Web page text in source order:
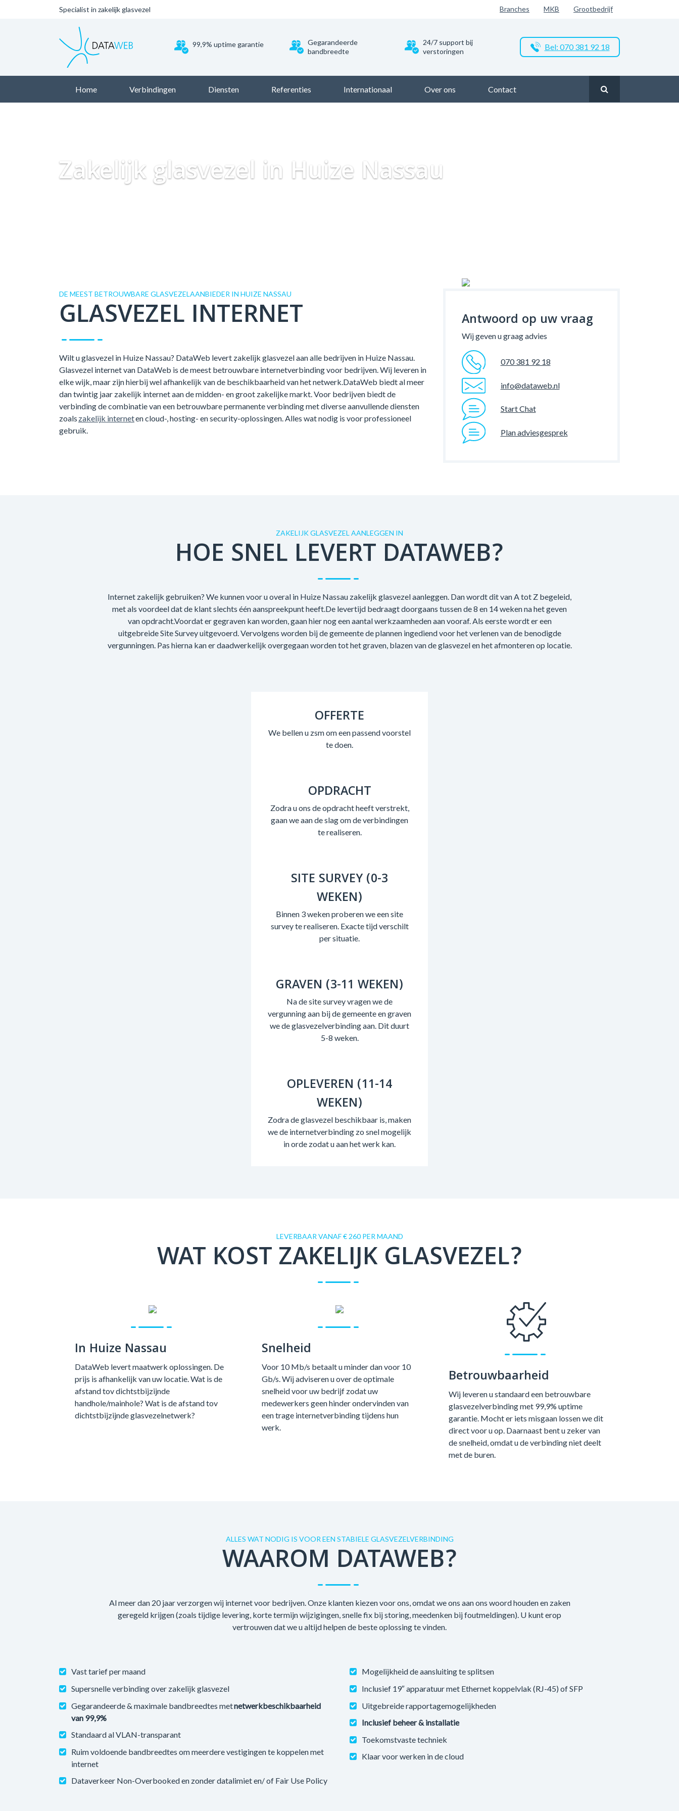
Specialist in zakelijk glasvezel Branches MKB Grootbedrijf
99,9% uptime garantie
Gegarandeerde
bandbreedte
24/7 support bij
verstoringen
Bel: 070 381 92 18
Home Verbindingen Diensten Referenties Internationaal Over ons Contact
Zakelijk glasvezel in Huize Nassau
DE MEEST BETROUWBARE GLASVEZELAANBIEDER IN HUIZE NASSAU
GLASVEZEL INTERNET
Wilt u glasvezel in Huize Nassau? DataWeb levert zakelijk glasvezel aan alle bedrijven in Huize Nassau.
Glasvezel internet van DataWeb is de meest betrouwbare internetverbinding voor bedrijven. Wij leveren in
elke wijk, maar zijn hierbij wel afhankelijk van de beschikbaarheid van het netwerk.DataWeb biedt al meer
dan twintig jaar zakelijk internet aan de midden- en groot zakelijke markt. Voor bedrijven biedt de
verbinding de combinatie van een betrouwbare permanente verbinding met diverse aanvullende diensten
zoals zakelijk interneten cloud-, hosting- en security-oplossingen. Alles wat nodig is voor professioneel
gebruik.
Antwoord op uw vraag
Wij geven u graag advies
070 381 92 18
info@dataweb.nl
Start Chat
Plan adviesgesprek
ZAKELIJK GLASVEZEL AANLEGGEN IN
HOE SNEL LEVERT DATAWEB?
Internet zakelijk gebruiken? We kunnen voor u overal in Huize Nassau zakelijk glasvezel aanleggen. Dan wordt dit van A tot Z begeleid,
met als voordeel dat de klant slechts één aanspreekpunt heeft.De levertijd bedraagt doorgaans tussen de 8 en 14 weken na het geven
van opdracht.Voordat er gegraven kan worden, gaan hier nog een aantal werkzaamheden aan vooraf. Als eerste wordt er een
uitgebreide Site Survey uitgevoerd. Vervolgens worden bij de gemeente de plannen ingediend voor het verlenen van de benodigde
vergunningen. Pas hierna kan er daadwerkelijk overgegaan worden tot het graven, blazen van de glasvezel en het afmonteren op locatie.
OFFERTE
We bellen u zsm om een passend voorstel
te doen.
OPDRACHT
Zodra u ons de opdracht heeft verstrekt,
gaan we aan de slag om de verbindingen
te realiseren.
SITE SURVEY (0-3
WEKEN)
Binnen 3 weken proberen we een site
survey te realiseren. Exacte tijd verschilt
per situatie.
GRAVEN (3-11 WEKEN)
Na de site survey vragen we de
vergunning aan bij de gemeente en graven
we de glasvezelverbinding aan. Dit duurt
5-8 weken.
OPLEVEREN (11-14
WEKEN)
Zodra de glasvezel beschikbaar is, maken
we de internetverbinding zo snel mogelijk
in orde zodat u aan het werk kan.
LEVERBAAR VANAF € 260 PER MAAND
WAT KOST ZAKELIJK GLASVEZEL?
In Huize Nassau
DataWeb levert maatwerk oplossingen. De
prijs is afhankelijk van uw locatie. Wat is de
afstand tov dichtstbijzijnde
handhole/mainhole? Wat is de afstand tov
dichtstbijzijnde glasvezelnetwerk?
Snelheid
Voor 10 Mb/s betaalt u minder dan voor 10
Gb/s. Wij adviseren u over de optimale
snelheid voor uw bedrijf zodat uw
medewerkers geen hinder ondervinden van
een trage internetverbinding tijdens hun
werk.
Betrouwbaarheid
Wij leveren u standaard een betrouwbare
glasvezelverbinding met 99,9% uptime
garantie. Mocht er iets misgaan lossen we dit
direct voor u op. Daarnaast bent u zeker van
de snelheid, omdat u de verbinding niet deelt
met de buren.
ALLES WAT NODIG IS VOOR EEN STABIELE GLASVEZELVERBINDING
WAAROM DATAWEB?
Al meer dan 20 jaar verzorgen wij internet voor bedrijven. Onze klanten kiezen voor ons, omdat we ons aan ons woord houden en zaken
geregeld krijgen (zoals tijdige levering, korte termijn wijzigingen, snelle fix bij storing, meedenken bij foutmeldingen). U kunt erop
vertrouwen dat we u altijd helpen de beste oplossing te vinden.
Vast tarief per maand
Supersnelle verbinding over zakelijk glasvezel
Gegarandeerde & maximale bandbreedtes metnetwerkbeschikbaarheid
van 99,9%
Standaard al VLAN-transparant
Ruim voldoende bandbreedtes om meerdere vestigingen te koppelen met
internet
Dataverkeer Non-Overbooked en zonder datalimiet en/ of Fair Use Policy
Mogelijkheid de aansluiting te splitsen
Inclusief 19″ apparatuur met Ethernet koppelvlak (RJ-45) of SFP
Uitgebreide rapportagemogelijkheden
Inclusief beheer & installatie
Toekomstvaste techniek
Klaar voor werken in de cloud